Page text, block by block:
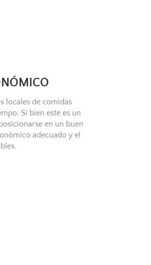
locales de comidas
Si bien este es un
en un buen
adecuado y el